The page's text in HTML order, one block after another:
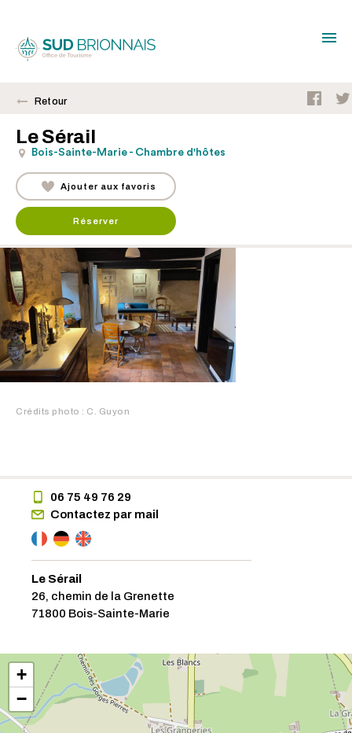
Retour
Le Sérail
Bois-Sainte-Marie - Chambre d'hôtes
Ajouter aux favoris
Réserver
Crédits photo : C. Guyon
06 75 49 76 29
Contactez par mail
Le Sérail
26, chemin de la Grenette
71800 Bois-Sainte-Marie
+
−